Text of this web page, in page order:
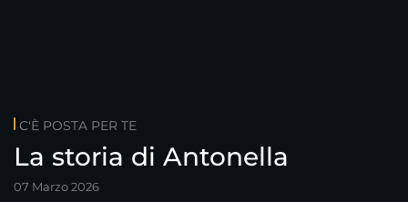
C'È POSTA PER TE
La storia di Antonella
07 Marzo 2026